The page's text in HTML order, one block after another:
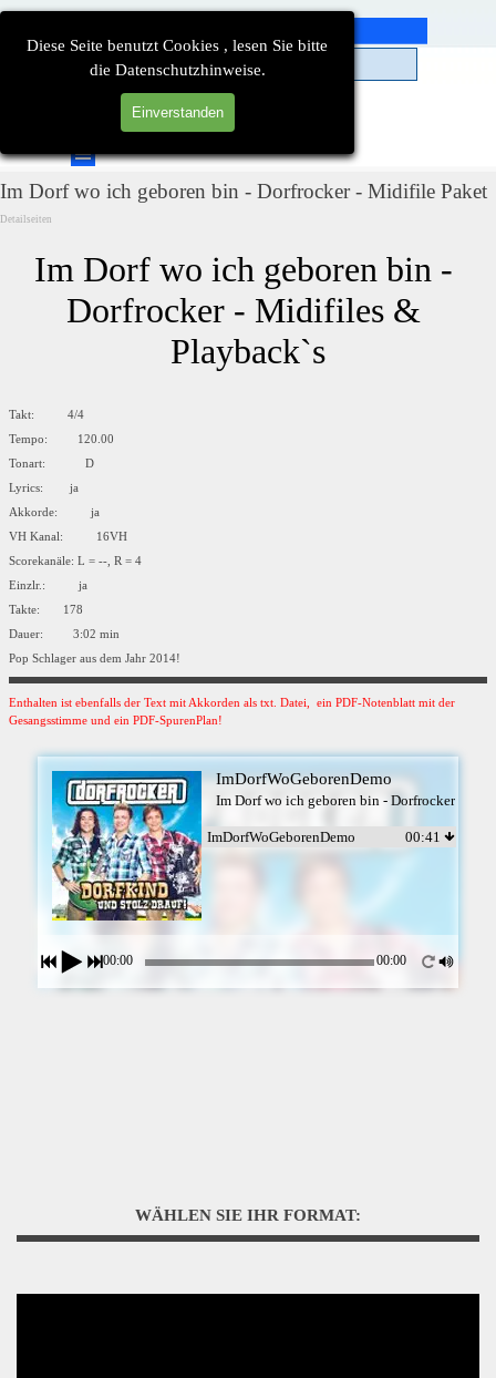
Diese Seite benutzt Cookies , lesen Sie bitte
die Datenschutzhinweise.
Einverstanden
Direkt zum Seiteninhalt
Menü überspringen
Im Dorf wo ich geboren bin - Dorfrocker - Midifile Paket
Detailseiten
Im Dorf wo ich geboren bin -
Dorfrocker - Midifiles &
Playback`s
Takt: 4/4
Tempo: 120.00
Tonart: D
Lyrics: ja
Akkorde: ja
VH Kanal: 16VH
Scorekanäle: L = --, R = 4
Einzlr.: ja
Takte: 178
Dauer: 3:02 min
Pop Schlager aus dem Jahr 2014!
Enthalten ist ebenfalls der Text mit Akkorden als txt. Datei, ein PDF-Notenblatt mit der
Gesangsstimme und ein PDF-SpurenPlan!
ImDorfWoGeborenDemo
Im Dorf wo ich geboren bin - Dorfrocker
ImDorfWoGeborenDemo 00:41
00:00 00:00
WÄHLEN SIE IHR FORMAT: